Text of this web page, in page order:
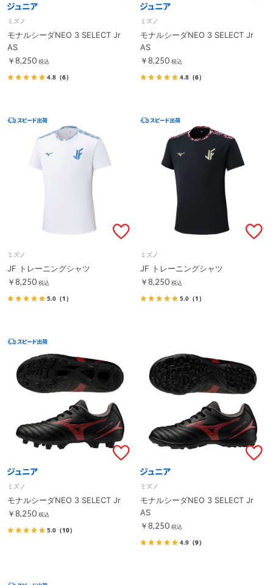
ミズノ
モナルシーダNEO 3 SELECT Jr
AS
￥8,250 税込
4.8 （6）
ミズノ
モナルシーダNEO 3 SELECT Jr
AS
￥8,250 税込
4.8 （6）
ミズノ
JF トレーニングシャツ
￥8,250 税込
5.0 （1）
ミズノ
JF トレーニングシャツ
￥8,250 税込
5.0 （1）
ミズノ
モナルシーダNEO 3 SELECT Jr
￥8,250 税込
5.0 （10）
ミズノ
モナルシーダNEO 3 SELECT Jr
AS
￥8,250 税込
4.9 （9）